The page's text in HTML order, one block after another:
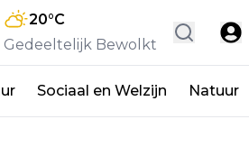
20°C
Gedeeltelijk Bewolkt
Sociaal en Welzijn Natuur